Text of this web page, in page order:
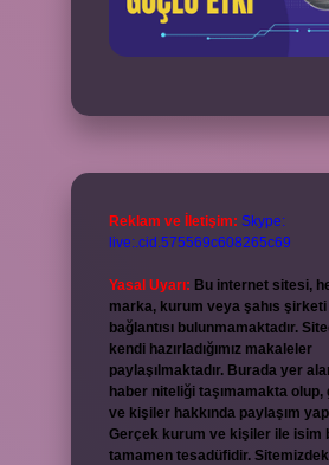
Reklam ve İletişim: Skype:
live:.cid.575569c608265c69
Yasal Uyarı: Bu internet sitesi,
marka, kurum veya şahıs
bağlantısı bulunmamaktadır.
kendi hazırladığımız makaleler
paylaşılmaktadır. Burada yer
haber niteliği taşımamakta
ve kişiler hakkında paylaşım
Gerçek kurum ve kişiler ile isim
tamamen tesadüfidir.